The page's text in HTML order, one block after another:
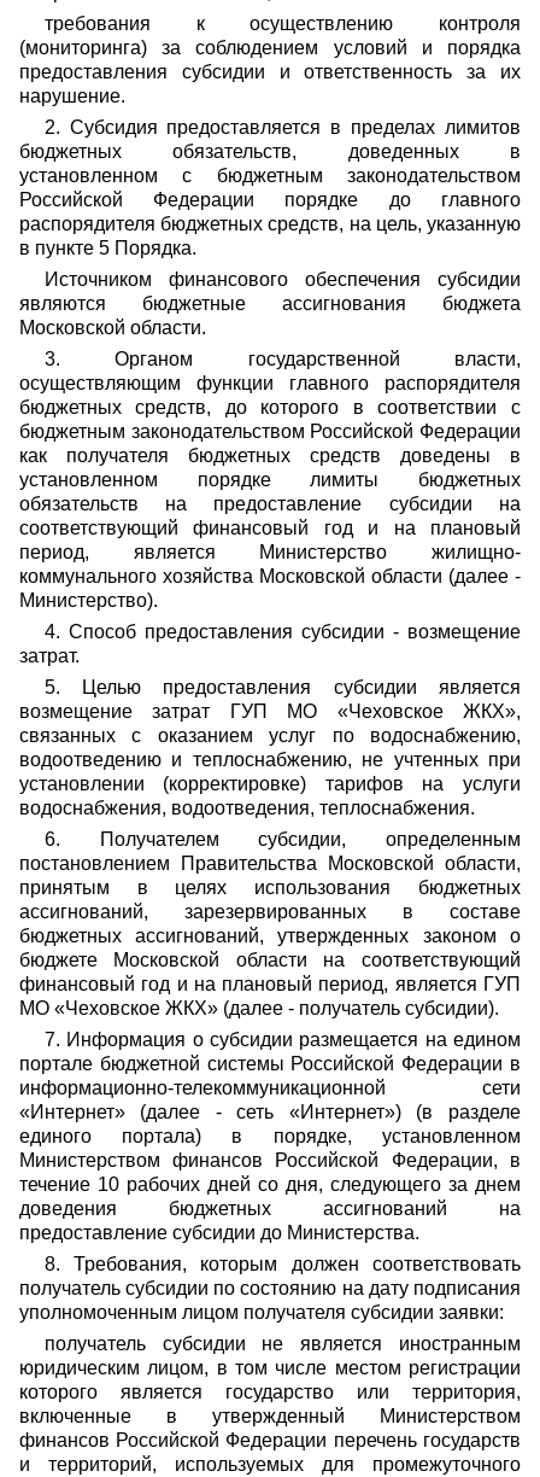
требования к осуществлению контроля
(мониторинга) за соблюдением условий и порядка
предоставления субсидии и ответственность за их
нарушение.
2. Субсидия предоставляется в пределах лимитов
бюджетных обязательств, доведенных в
установленном с бюджетным законодательством
Российской Федерации порядке до главного
распорядителя бюджетных средств, на цель, указанную
в пункте 5 Порядка.
Источником финансового обеспечения субсидии
являются бюджетные ассигнования бюджета
Московской области.
3. Органом государственной власти,
осуществляющим функции главного распорядителя
бюджетных средств, до которого в соответствии с
бюджетным законодательством Российской Федерации
как получателя бюджетных средств доведены в
установленном порядке лимиты бюджетных
обязательств на предоставление субсидии на
соответствующий финансовый год и на плановый
период, является Министерство жилищно-
коммунального хозяйства Московской области (далее -
Министерство).
4. Способ предоставления субсидии - возмещение
затрат.
5. Целью предоставления субсидии является
возмещение затрат ГУП МО «Чеховское ЖКХ»,
связанных с оказанием услуг по водоснабжению,
водоотведению и теплоснабжению, не учтенных при
установлении (корректировке) тарифов на услуги
водоснабжения, водоотведения, теплоснабжения.
6. Получателем субсидии, определенным
постановлением Правительства Московской области,
принятым в целях использования бюджетных
ассигнований, зарезервированных в составе
бюджетных ассигнований, утвержденных законом о
бюджете Московской области на соответствующий
финансовый год и на плановый период, является ГУП
МО «Чеховское ЖКХ» (далее - получатель субсидии).
7. Информация о субсидии размещается на едином
портале бюджетной системы Российской Федерации в
информационно-телекоммуникационной сети
«Интернет» (далее - сеть «Интернет») (в разделе
единого портала) в порядке, установленном
Министерством финансов Российской Федерации, в
течение 10 рабочих дней со дня, следующего за днем
доведения бюджетных ассигнований на
предоставление субсидии до Министерства.
8. Требования, которым должен соответствовать
получатель субсидии по состоянию на дату подписания
уполномоченным лицом получателя субсидии заявки:
получатель субсидии не является иностранным
юридическим лицом, в том числе местом регистрации
которого является государство или территория,
включенные в утвержденный Министерством
финансов Российской Федерации перечень государств
и территорий, используемых для промежуточного